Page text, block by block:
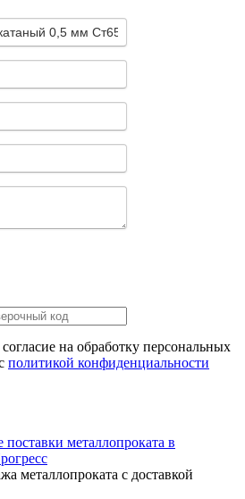
на обработку персональных
политикой конфиденциальности
металлопроката с доставкой